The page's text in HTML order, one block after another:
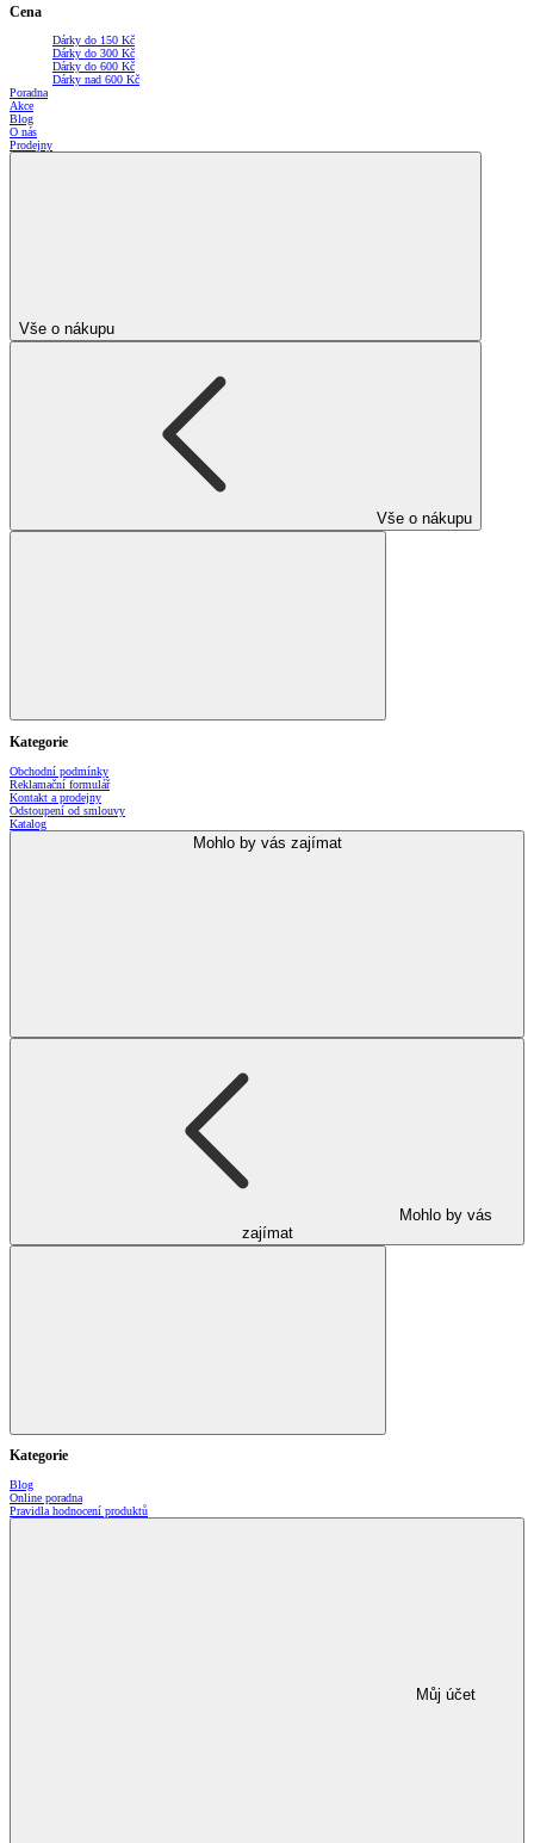
Cena
Dárky do 150 Kč
Dárky do 300 Kč
Dárky do 600 Kč
Dárky nad 600 Kč
Poradna
Akce
Blog
O nás
Prodejny
Vše o nákupu
Vše o nákupu
Kategorie
Obchodní podmínky
Reklamační formulář
Kontakt a prodejny
Odstoupení od smlouvy
Katalog
Mohlo by vás zajímat
Mohlo by vás
zajímat
Kategorie
Blog
Online poradna
Pravidla hodnocení produktů
Můj účet